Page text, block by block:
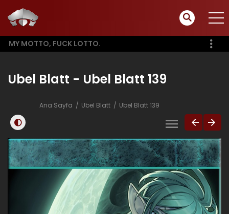
MY MOTTO, FUCK LOTTO.
Ubel Blatt - Ubel Blatt 139
Ana Sayfa Ubel Blatt Ubel Blatt 139